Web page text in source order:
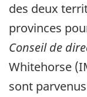
des deux
provinces
Conseil de
Whitehorse
sont